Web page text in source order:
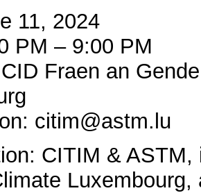
11, 2024
PM – 9:00 PM
Fraen an
citim@astm.lu
CITIM &